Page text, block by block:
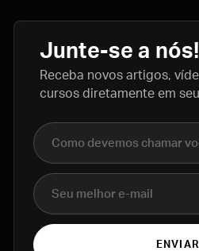
Junte-se a nós!
Receba novos artigos,
cursos diretamente em
Nome completo
E-mail
ENVIAR